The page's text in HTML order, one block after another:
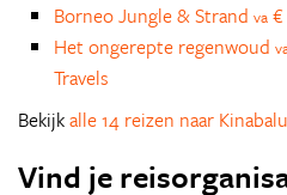
Borneo Jungle & Strand va
Het ongerepte regenwoud
Travels
Bekijkalle 14 reizen naar
Vind je